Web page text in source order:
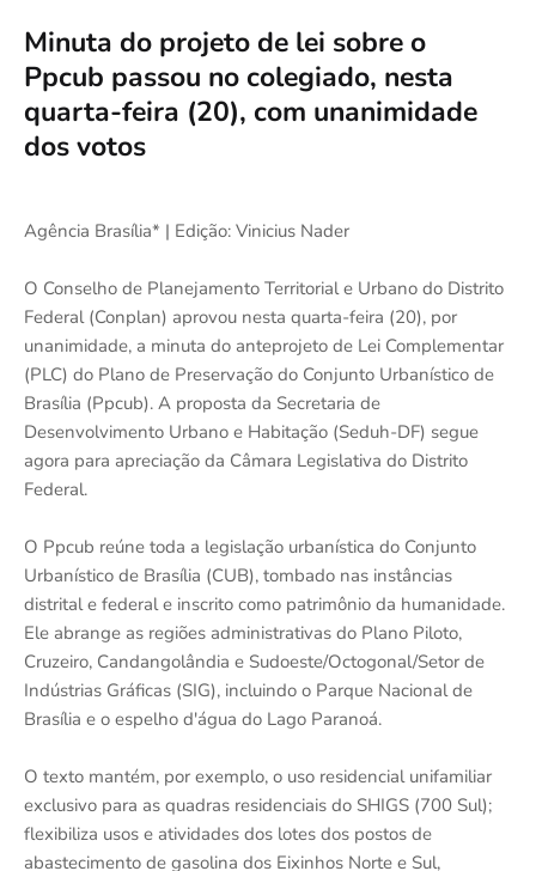
Minuta do projeto de lei sobre o
Ppcub passou no colegiado, nesta
quarta-feira (20), com unanimidade
dos votos
Agência Brasília* | Edição: Vinicius Nader
O Conselho de Planejamento Territorial e Urbano do Distrito
Federal (Conplan) aprovou nesta quarta-feira (20), por
unanimidade, a minuta do anteprojeto de Lei Complementar
(PLC) do Plano de Preservação do Conjunto Urbanístico de
Brasília (Ppcub). A proposta da Secretaria de
Desenvolvimento Urbano e Habitação (Seduh-DF) segue
agora para apreciação da Câmara Legislativa do Distrito
Federal.
O Ppcub reúne toda a legislação urbanística do Conjunto
Urbanístico de Brasília (CUB), tombado nas instâncias
distrital e federal e inscrito como patrimônio da humanidade.
Ele abrange as regiões administrativas do Plano Piloto,
Cruzeiro, Candangolândia e Sudoeste/Octogonal/Setor de
Indústrias Gráficas (SIG), incluindo o Parque Nacional de
Brasília e o espelho d'água do Lago Paranoá.
O texto mantém, por exemplo, o uso residencial unifamiliar
exclusivo para as quadras residenciais do SHIGS (700 Sul);
flexibiliza usos e atividades dos lotes dos postos de
abastecimento de gasolina dos Eixinhos Norte e Sul,